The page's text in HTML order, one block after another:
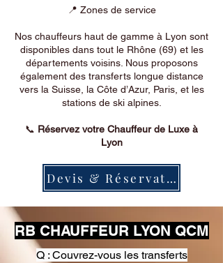
📍 Zones de service
Nos chauffeurs haut de gamme à Lyon sont
disponibles dans tout le Rhône (69) et les
départements voisins. Nous proposons
également des transferts longue distance
vers la Suisse, la Côte d’Azur, Paris, et les
stations de ski alpines.
📞 Réservez votre Chauffeur de Luxe à
Lyon
Devis & Réservation
RB CHAUFFEUR LYON QCM
Q : Couvrez-vous les transferts